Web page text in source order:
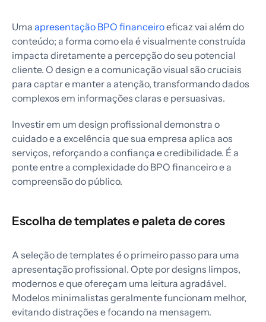
Uma apresentação BPO financeiroeficaz vai além do
conteúdo; a forma como ela é visualmente construída
impacta diretamente a percepção do seu potencial
cliente. O design e a comunicação visual são cruciais
para captar e manter a atenção, transformando dados
complexos em informações claras e persuasivas.
Investir em um design profissional demonstra o
cuidado e a excelência que sua empresa aplica aos
serviços, reforçando a confiança e credibilidade. É a
ponte entre a complexidade do BPO financeiro e a
compreensão do público.
Escolha de templates e paleta de cores
A seleção de templates é o primeiro passo para uma
apresentação profissional. Opte por designs limpos,
modernos e que ofereçam uma leitura agradável.
Modelos minimalistas geralmente funcionam melhor,
evitando distrações e focando na mensagem.